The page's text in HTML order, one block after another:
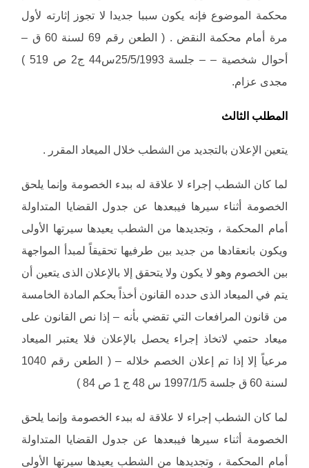
محكمة الموضوع فإنه يكون سببا جديدا لا تجوز إثارته لأول
مرة أمام محكمة النقض . ( الطعن رقم 69 لسنة 60 ق –
أحوال شخصية – – جلسة 25/5/1993س44 ج2 ص 519 )
مجدى عزام.
المطلب الثالث
يتعين الإعلان بالتجديد من الشطب خلال الميعاد المقرر .
لما كان الشطب إجراء لا علاقة له ببدء الخصومة وإنما يلحق
الخصومة أثناء سيرها فيبعدها عن جدول القضايا المتداولة
أمام المحكمة ، وتجديدها من الشطب يعيدها سيرتها الأولى
ويكون بانعقادها من جديد بين طرفيها تحقيقاً لمبدأ المواجهة
بين الخصوم وهو لا يكون ولا يتحقق إلا بالإعلان الذى يتعين أن
يتم في الميعاد الذى حدده القانون أخذاً بحكم المادة الخامسة
من قانون المرافعات التي تقضي بأنه – إذا نص القانون على
ميعاد حتمي لاتخاذ إجراء يحصل بالإعلان فلا يعتبر الميعاد
مرعياً إلا إذا تم إعلان الخصم خلاله – ( الطعن رقم 1040
لسنة 60 ق جلسة 1997/1/5 س 48 ج 1 ص 84 )
لما كان الشطب إجراء لا علاقة له ببدء الخصومة وإنما يلحق
الخصومة أثناء سيرها فيبعدها عن جدول القضايا المتداولة
أمام المحكمة ، وتجديدها من الشطب يعيدها سيرتها الأولى